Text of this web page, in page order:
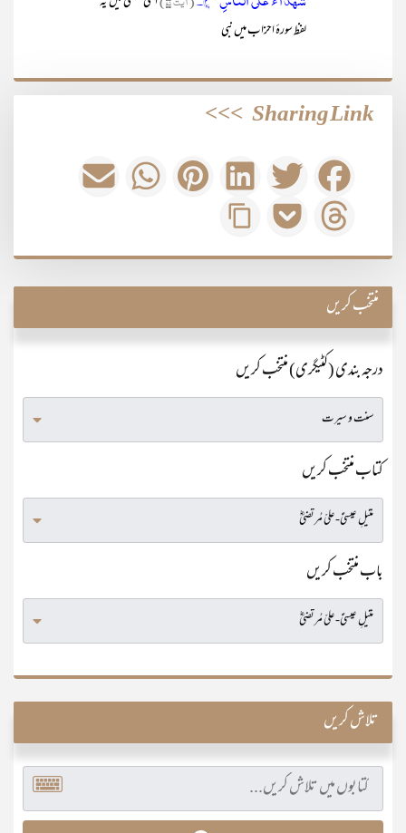
لفظ سورۂ احزاب میں نبی
Sharing Link
>>>
منتخب کریں
درجہ بندی (کٹیگری) منتخب کریں
کتاب منتخب کریں
باب منتخب کریں
تلاش کریں